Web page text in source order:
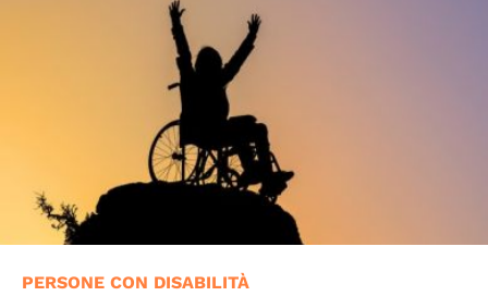
PERSONE CON DISABILITÀ